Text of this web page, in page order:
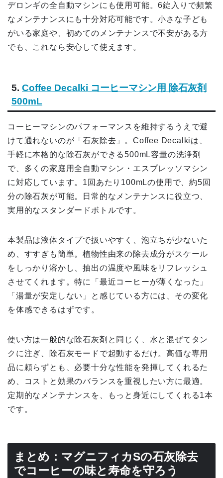
デロンギの全自動マシンにも使用可能。6錠入りで頻繁
なメンテナンスにも十分対応可能です。小さな子ども
がいる家庭や、初めてのメンテナンスで不安がある方
でも、これなら安心して使えます。
5. Coffee Decalki コーヒーマシン用 除石灰剤
500mL
コーヒーマシンのパフォーマンスを維持するうえで避
けて通れないのが「石灰除去」。Coffee Decalkiは、
手軽に本格的な除石灰ができる500mL容量の洗浄剤
で、多くの家庭用全自動マシン・エスプレッソマシン
に対応しています。1回あたり100mLの使用で、約5回
分の除石灰が可能。日常的なメンテナンスに役立つ、
実用的なスタンダードボトルです。
本製品は液体タイプで扱いやすく、泡立ちが少ないた
め、すすぎも簡単。植物性由来の除去成分がスケール
をしっかり溶かし、抽出の温度や風味をリフレッシュ
させてくれます。特に「最近コーヒーが薄くなった」
「湯量が安定しない」と感じている方には、その変化
を体感できるはずです。
使い方は一般的な除石灰剤と同じく、水と混ぜてタン
クに注ぎ、除石灰モードで起動するだけ。高価な専用
品に頼らずとも、必要十分な性能を発揮してくれるた
め、コストと効果のバランスを重視したい方に最適。
定期的なメンテナンスを、もっと身近にしてくれる1本
です。
まとめ：マグニフィカSの石灰除去
でコーヒーの味と寿命を守ろう